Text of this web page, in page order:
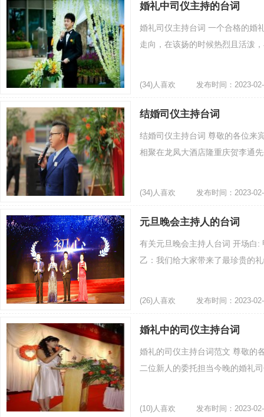
婚礼中司仪主持的台词
婚礼司仪主持台词 一个合格的婚
走向，在该扬的时候热烈且活泼
(34)人喜欢 发布时间：2023-
结婚司仪主持台词
结婚司仪主持台词 尊敬的各位来
相聚在龙凤大酒店隆重庆贺李通
(34)人喜欢 发布时间：2023-
元旦晚会主持人的台词
有关元旦晚会主持人台词 开场白
乙：我们给大家带来了最珍贵的
(26)人喜欢 发布时间：2023-
婚礼中的司仪主持台词
婚礼的司仪主持台词范文 尊敬的
二位新人的委托担当今晚的婚礼
(10)人喜欢 发布时间：2023-